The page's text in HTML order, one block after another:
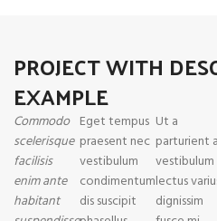
PROJECT WITH
EXAMPLE
Commodo
scelerisque
facilisis
enim ante
habitant
Eget tempus
praesent nec
vestibulum
condimentum
dis suscipit
Ut a
parturient
vestibulum
lectus
dignissim